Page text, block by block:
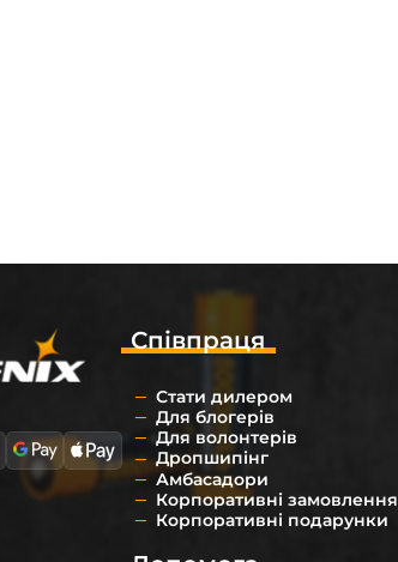
Співпраця
Стати дилером
Для блогерів
Для волонтерів
Дропшипінг
Амбасадори
Корпоративні замовлення
Корпоративні подарунки